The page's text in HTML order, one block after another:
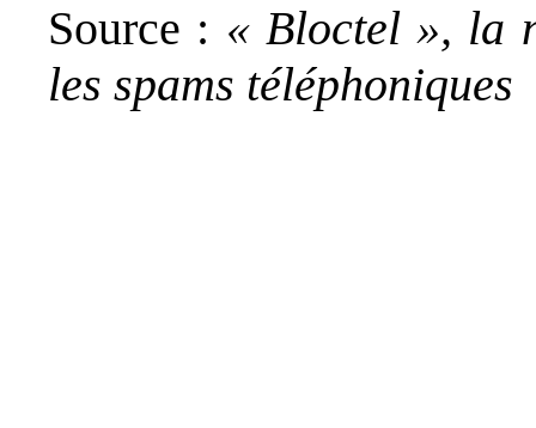
Source : « Bloctel », la
les spams téléphoniques